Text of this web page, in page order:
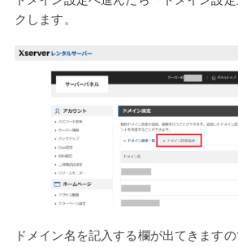
クします。
ドメイン名を記入する欄が出てきます